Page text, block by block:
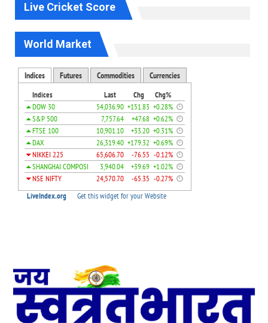
Live Cricket Score
World Market